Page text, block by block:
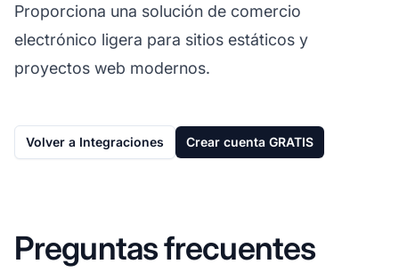
Proporciona una solución de comercio
electrónico ligera para sitios estáticos y
proyectos web modernos.
Volver a Integraciones Crear cuenta GRATIS
Preguntas frecuentes